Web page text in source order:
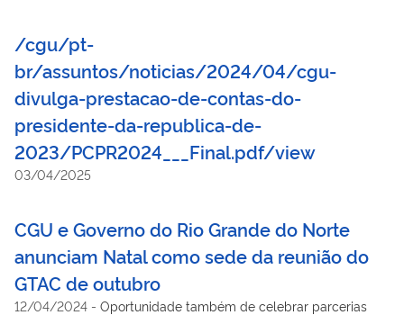
/cgu/pt-
br/assuntos/noticias/2024/04/cgu-
divulga-prestacao-de-contas-do-
presidente-da-republica-de-
2023/PCPR2024___Final.pdf/view
03/04/2025
CGU e Governo do Rio Grande do Norte
anunciam Natal como sede da reunião do
GTAC de outubro
12/04/2024 - Oportunidade também de celebrar parcerias